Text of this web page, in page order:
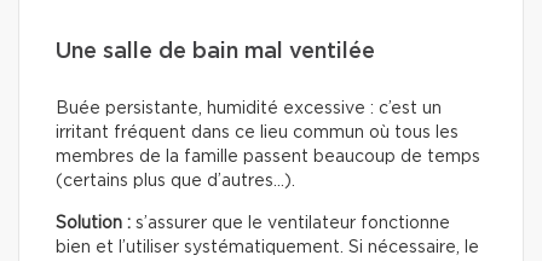
Une salle de bain mal ventilée
Buée persistante, humidité excessive : c’est un
irritant fréquent dans ce lieu commun où tous les
membres de la famille passent beaucoup de temps
(certains plus que d’autres…).
Solution : s’assurer que le ventilateur fonctionne
bien et l’utiliser systématiquement. Si nécessaire, le